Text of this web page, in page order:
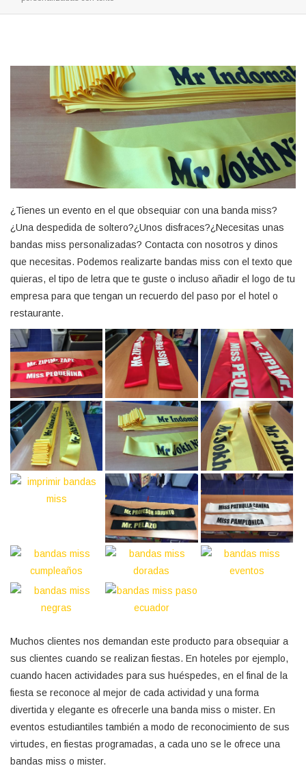
¿Tienes un evento en el que obsequiar con una banda miss?
¿Una despedida de soltero?¿Unos disfraces?¿Necesitas unas
bandas miss personalizadas? Contacta con nosotros y dinos
que necesitas. Podemos realizarte bandas miss con el texto que
quieras, el tipo de letra que te guste o incluso añadir el logo de tu
empresa para que tengan un recuerdo del paso por el hotel o
restaurante.
Muchos clientes nos demandan este producto para obsequiar a
sus clientes cuando se realizan fiestas. En hoteles por ejemplo,
cuando hacen actividades para sus huéspedes, en el final de la
fiesta se reconoce al mejor de cada actividad y una forma
divertida y elegante es ofrecerle una banda miss o mister. En
eventos estudiantiles también a modo de reconocimiento de sus
virtudes, en fiestas programadas, a cada uno se le ofrece una
bandas miss o mister.